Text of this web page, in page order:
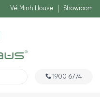
Về Minh House Showroom
1900 6774